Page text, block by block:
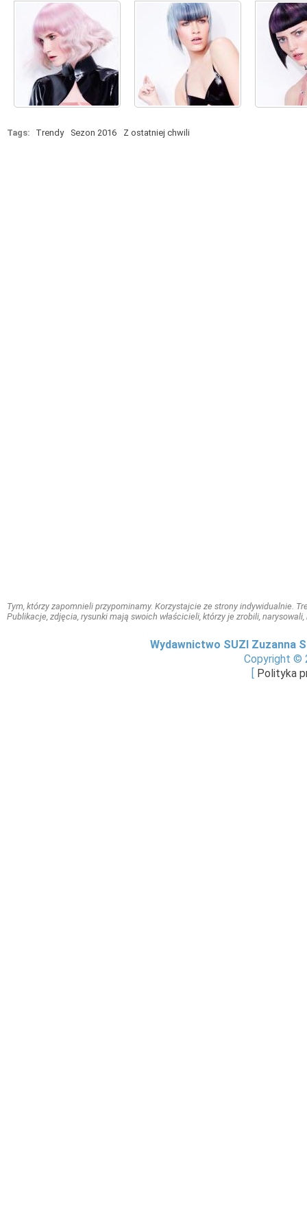
Tags: Trendy Sezon 2016 Z ostatniej chwili
Tym, którzy zapomnieli przypominamy. Korzystajcie ze strony indywidualnie.
Publikacje, zdjęcia, rysunki mają swoich właścicieli, którzy je zrobili,
Wydawnictwo SUZI Zuzanna
Copyright ©
Polityka